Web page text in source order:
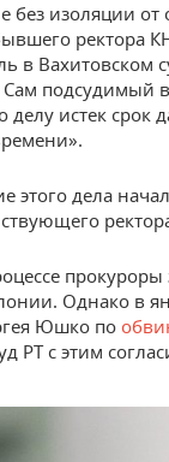
без изоляции
ректора
в Вахитовском
подсудимый
делу истек срок
этого дела
Однако в
Юшко по
РТ с этим